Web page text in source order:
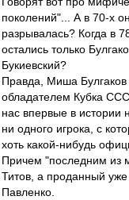
поколений"... А в 70-х
разрывалась? Когда в
остались только
Букиевский?
Правда, Миша
обладателем Кубка
нас впервые в истории
ни одного игрока, с
хоть какой-нибудь
Причем "последним из
Титов, а проданный
Павленко.